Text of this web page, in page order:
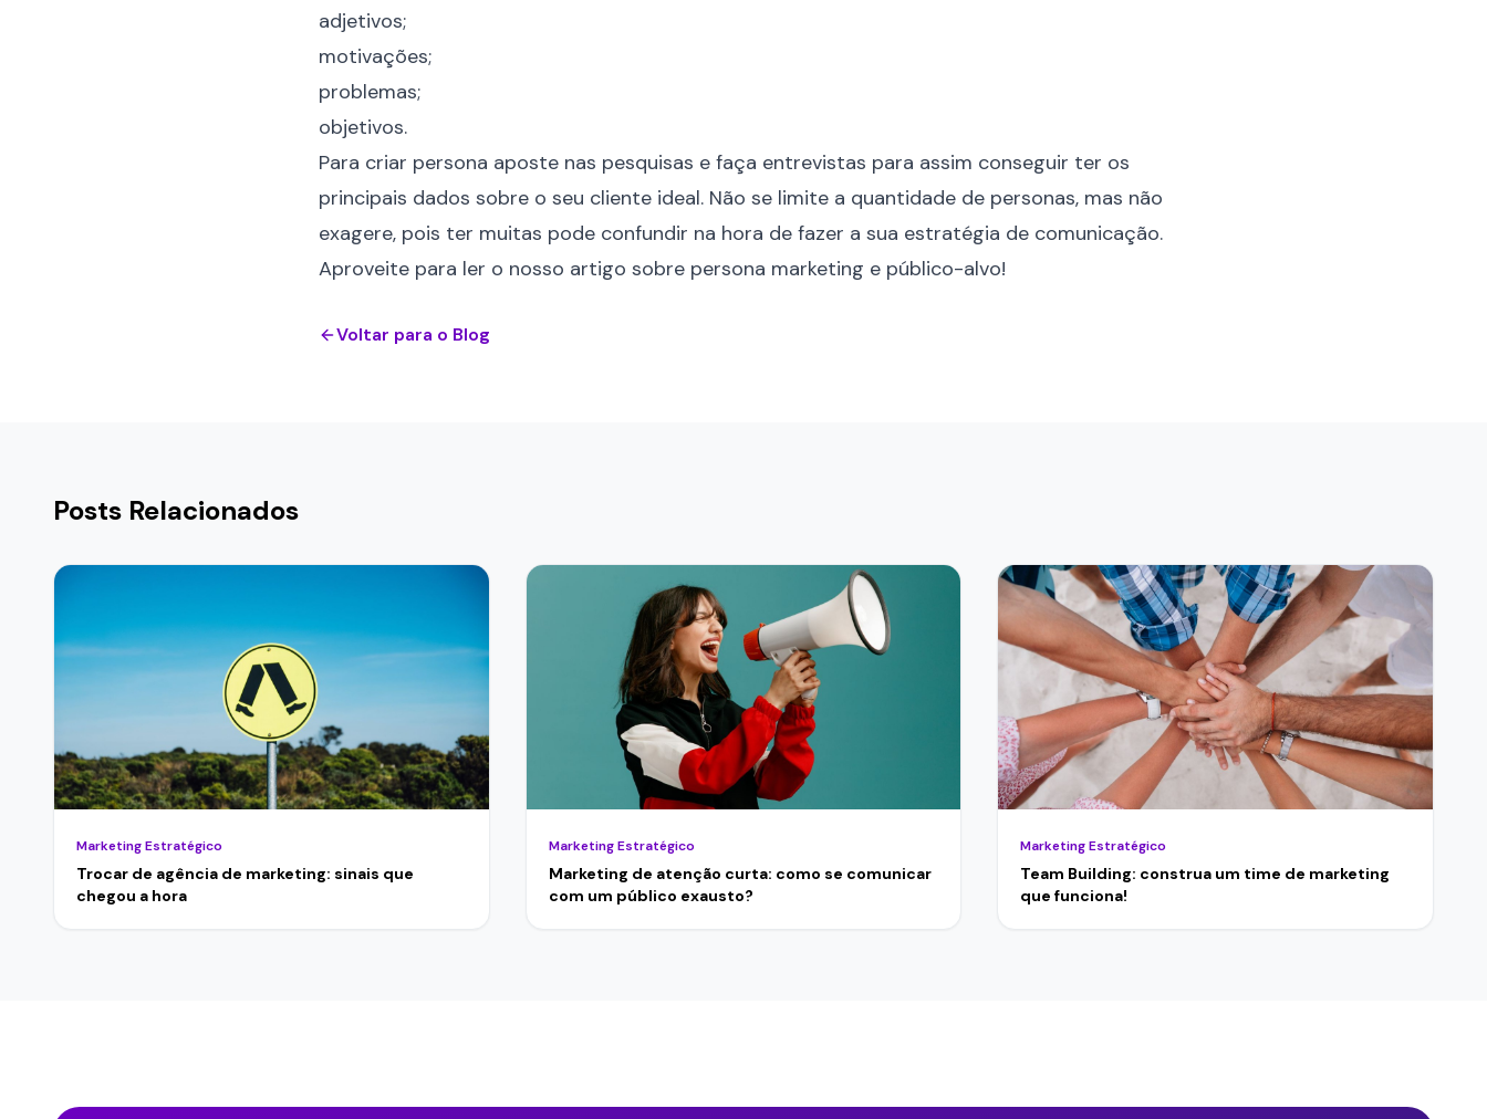
adjetivos;
motivações;
problemas;
objetivos.
Para criar persona aposte nas pesquisas e faça entrevistas para assim conseguir ter os
principais dados sobre o seu cliente ideal. Não se limite a quantidade de personas, mas não
exagere, pois ter muitas pode confundir na hora de fazer a sua estratégia de comunicação.
Aproveite para ler o nosso artigo sobre persona marketing e público-alvo!
Voltar para o Blog
Posts Relacionados
Marketing Estratégico
Trocar de agência de marketing: sinais que
chegou a hora
Marketing Estratégico
Marketing de atenção curta: como se comunicar
com um público exausto?
Marketing Estratégico
Team Building: construa um time de marketing
que funciona!